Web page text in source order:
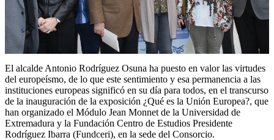
El alcalde Antonio Rodríguez Osuna ha puesto en valor las virtudes
del europeísmo, de lo que este sentimiento y esa permanencia a las
instituciones europeas significó en su día para todos, en el transcurso
de la inauguración de la exposición ¿Qué es la Unión Europea?, que
han organizado el Módulo Jean Monnet de la Universidad de
Extremadura y la Fundación Centro de Estudios Presidente
Rodríguez Ibarra (Fundceri), en la sede del Consorcio.